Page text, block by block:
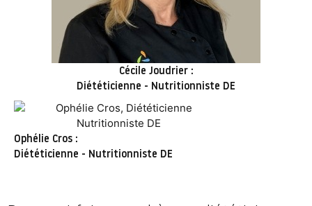
Cécile Joudrier :
Diététicienne - Nutritionniste DE
Ophélie Cros :
Diététicienne - Nutritionniste DE